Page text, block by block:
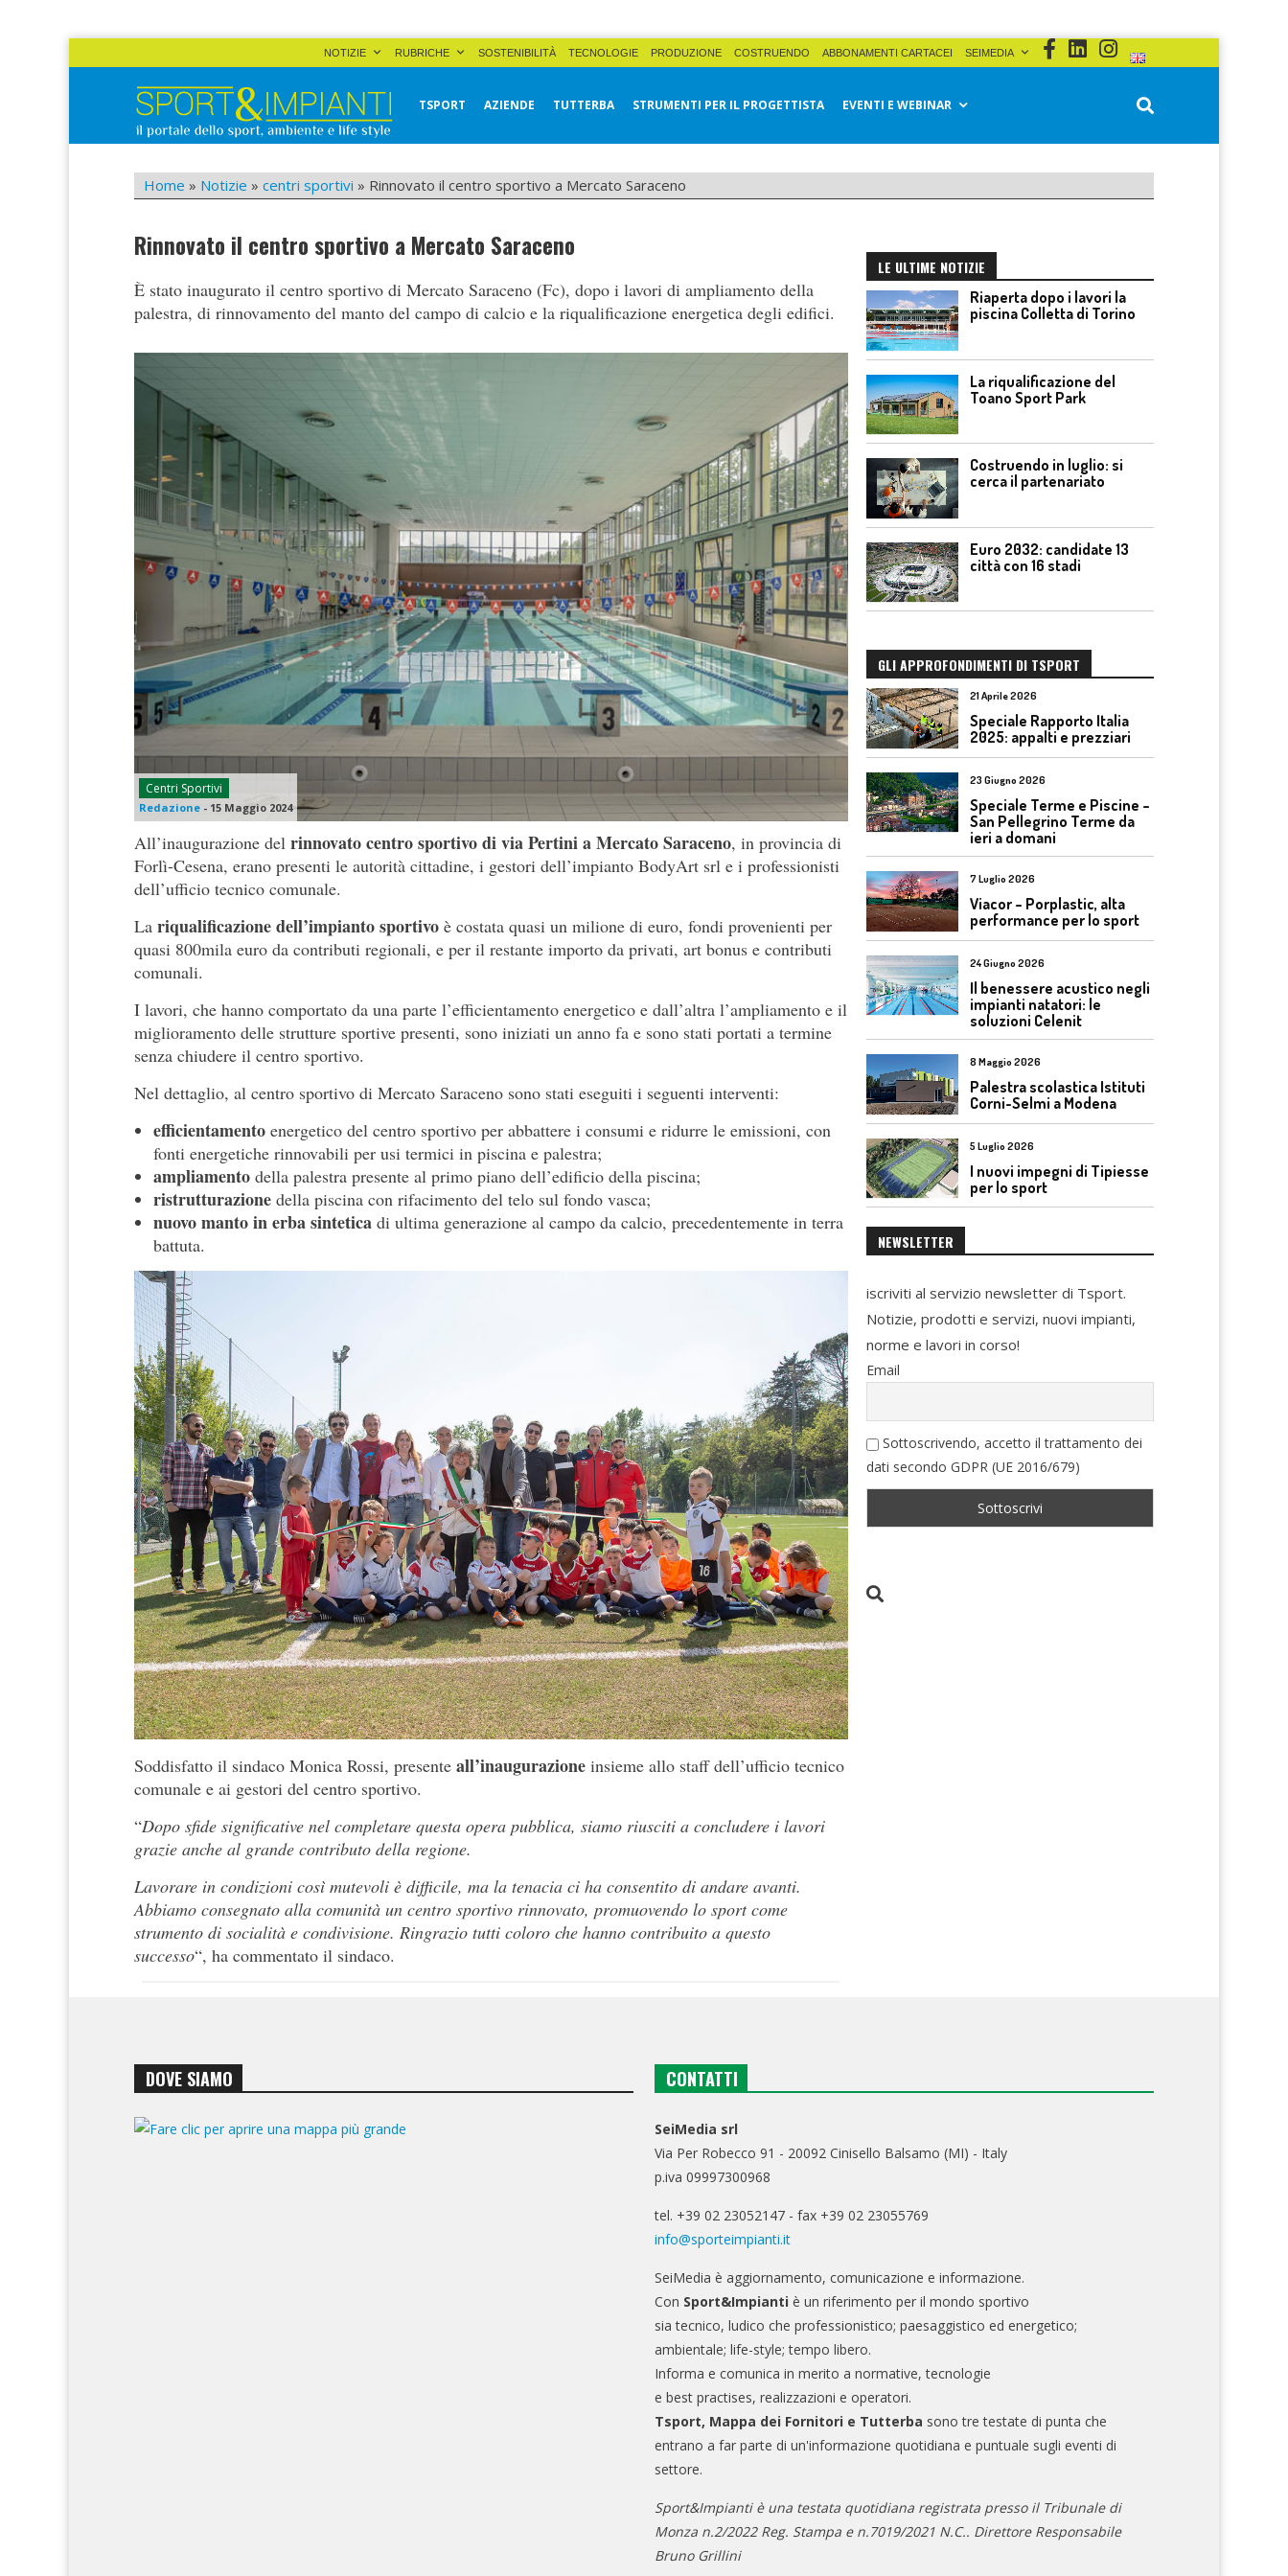
NOTIZIE RUBRICHE SOSTENIBILITÀ TECNOLOGIE PRODUZIONE COSTRUENDO ABBONAMENTI CARTACEI SEIMEDIA
Sport&Impianti
TSPORT AZIENDE TUTTERBA STRUMENTI PER IL PROGETTISTA EVENTI E WEBINAR
Home » Notizie » centri sportivi » Rinnovato il centro sportivo a Mercato Saraceno
Rinnovato il centro sportivo a Mercato Saraceno
È stato inaugurato il centro sportivo di Mercato Saraceno (Fc), dopo i lavori di ampliamento della
palestra, di rinnovamento del manto del campo di calcio e la riqualificazione energetica degli edifici.
Centri Sportivi
Redazione - 15 Maggio 2024
All’inaugurazione del rinnovato centro sportivo di via Pertini a Mercato Saraceno, in provincia di
Forlì-Cesena, erano presenti le autorità cittadine, i gestori dell’impianto BodyArt srl e i professionisti
dell’ufficio tecnico comunale.
La riqualificazione dell’impianto sportivo è costata quasi un milione di euro, fondi provenienti per
quasi 800mila euro da contributi regionali, e per il restante importo da privati, art bonus e contributi
comunali.
I lavori, che hanno comportato da una parte l’efficientamento energetico e dall’altra l’ampliamento e il
miglioramento delle strutture sportive presenti, sono iniziati un anno fa e sono stati portati a termine
senza chiudere il centro sportivo.
Nel dettaglio, al centro sportivo di Mercato Saraceno sono stati eseguiti i seguenti interventi:
efficientamento energetico del centro sportivo per abbattere i consumi e ridurre le emissioni, con
fonti energetiche rinnovabili per usi termici in piscina e palestra;
ampliamento della palestra presente al primo piano dell’edificio della piscina;
ristrutturazione della piscina con rifacimento del telo sul fondo vasca;
nuovo manto in erba sintetica di ultima generazione al campo da calcio, precedentemente in terra
battuta.
Soddisfatto il sindaco Monica Rossi, presente all’inaugurazione insieme allo staff dell’ufficio tecnico
comunale e ai gestori del centro sportivo.
“Dopo sfide significative nel completare questa opera pubblica, siamo riusciti a concludere i lavori
grazie anche al grande contributo della regione.
Lavorare in condizioni così mutevoli è difficile, ma la tenacia ci ha consentito di andare avanti.
Abbiamo consegnato alla comunità un centro sportivo rinnovato, promuovendo lo sport come
strumento di socialità e condivisione. Ringrazio tutti coloro che hanno contribuito a questo
successo“, ha commentato il sindaco.
LE ULTIME NOTIZIE
Riaperta dopo i lavori la
piscina Colletta di Torino
La riqualificazione del
Toano Sport Park
Costruendo in luglio: si
cerca il partenariato
Euro 2032: candidate 13
città con 16 stadi
GLI APPROFONDIMENTI DI TSPORT
21 Aprile 2026
Speciale Rapporto Italia
2025: appalti e prezziari
23 Giugno 2026
Speciale Terme e Piscine –
San Pellegrino Terme da
ieri a domani
7 Luglio 2026
Viacor – Porplastic, alta
performance per lo sport
24 Giugno 2026
Il benessere acustico negli
impianti natatori: le
soluzioni Celenit
8 Maggio 2026
Palestra scolastica Istituti
Corni-Selmi a Modena
5 Luglio 2026
I nuovi impegni di Tipiesse
per lo sport
NEWSLETTER
iscriviti al servizio newsletter di Tsport.
Notizie, prodotti e servizi, nuovi impianti,
norme e lavori in corso!
Email
Sottoscrivendo, accetto il trattamento dei
dati secondo GDPR (UE 2016/679)
DOVE SIAMO CONTATTI
SeiMedia srl
Via Per Robecco 91 - 20092 Cinisello Balsamo (MI) - Italy
p.iva 09997300968
tel. +39 02 23052147 - fax +39 02 23055769
info@sporteimpianti.it
SeiMedia è aggiornamento, comunicazione e informazione.
Con Sport&Impianti è un riferimento per il mondo sportivo
sia tecnico, ludico che professionistico; paesaggistico ed energetico;
ambientale; life-style; tempo libero.
Informa e comunica in merito a normative, tecnologie
e best practises, realizzazioni e operatori.
Tsport, Mappa dei Fornitori e Tutterba sono tre testate di punta che
entrano a far parte di un'informazione quotidiana e puntuale sugli eventi di
settore.
Sport&Impianti è una testata quotidiana registrata presso il Tribunale di
Monza n.2/2022 Reg. Stampa e n.7019/2021 N.C.. Direttore Responsabile
Bruno Grillini